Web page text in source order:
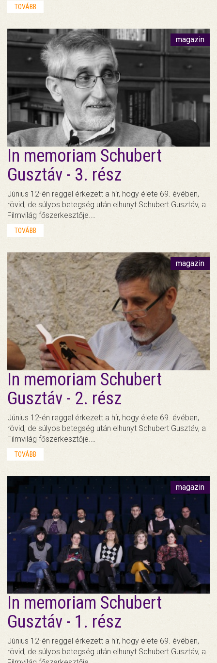
TOVÁBB
magazin
In memoriam Schubert
Gusztáv - 3. rész
Június 12-én reggel érkezett a hír, hogy élete 69. évében,
rövid, de súlyos betegség után elhunyt Schubert Gusztáv, a
Filmvilág főszerkesztője.…
TOVÁBB
magazin
In memoriam Schubert
Gusztáv - 2. rész
Június 12-én reggel érkezett a hír, hogy élete 69. évében,
rövid, de súlyos betegség után elhunyt Schubert Gusztáv, a
Filmvilág főszerkesztője.…
TOVÁBB
magazin
In memoriam Schubert
Gusztáv - 1. rész
Június 12-én reggel érkezett a hír, hogy élete 69. évében,
rövid, de súlyos betegség után elhunyt Schubert Gusztáv, a